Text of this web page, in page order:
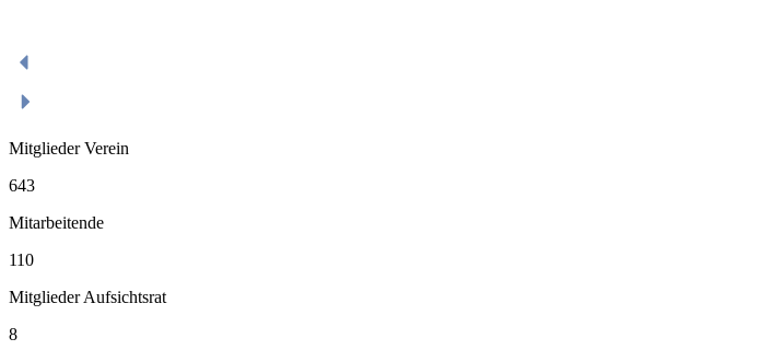
Mitglieder Verein
643
Mitarbeitende
110
Mitglieder Aufsichtsrat
8